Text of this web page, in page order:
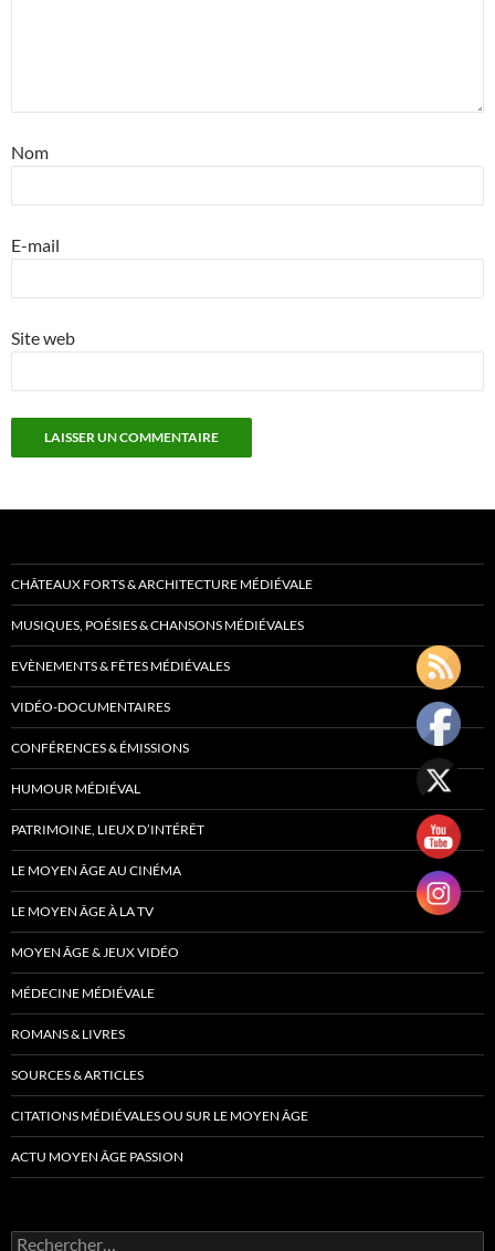
Nom
E-mail
Site web
CHÂTEAUX FORTS & ARCHITECTURE MÉDIÉVALE
MUSIQUES, POÉSIES & CHANSONS MÉDIÉVALES
EVÈNEMENTS & FÊTES MÉDIÉVALES
VIDÉO-DOCUMENTAIRES
CONFÉRENCES & ÉMISSIONS
HUMOUR MÉDIÉVAL
PATRIMOINE, LIEUX D’INTÉRÊT
LE MOYEN ÂGE AU CINÉMA
LE MOYEN ÂGE À LA TV
MOYEN ÂGE & JEUX VIDÉO
MÉDECINE MÉDIÉVALE
ROMANS & LIVRES
SOURCES & ARTICLES
CITATIONS MÉDIÉVALES OU SUR LE MOYEN ÂGE
ACTU MOYEN ÂGE PASSION
Rechercher :